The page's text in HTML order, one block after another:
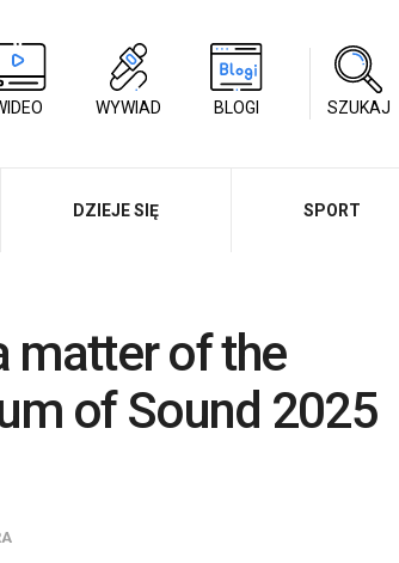
WYWIAD BLOGI SZUKAJ
DZIEJE SIĘ SPORT
matter of the
of Sound 2025